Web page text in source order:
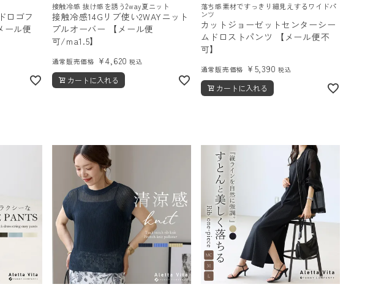
ロゴフ
ール便
接触冷感 抜け感を誘う2way夏ニット
接触冷感14Gリブ使い2WAYニット
プルオーバー 【メール便
可/ma1.5】
通常販売価格 ¥4,620 税込
カートに入れる
落ち感素材ですっきり細見えするワイドパ
ンツ
カットジョーゼットセンターシー
ムドロストパンツ 【メール便不
可】
通常販売価格 ¥ 5,390 税込
カートに入れる